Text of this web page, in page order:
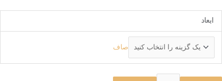
ابعاد
صاف
فرش
Y175
عدد